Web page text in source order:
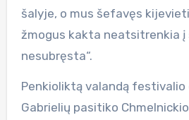
šalyje, o mus šefavęs
žmogus kakta neatsitrenkia į
nesubręsta“.
Penkioliktą valandą festivalio
Gabrielių pasitiko